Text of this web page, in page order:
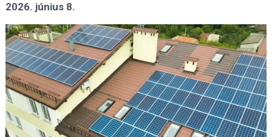
2026. június 8.